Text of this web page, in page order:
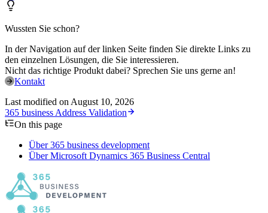
Wussten Sie schon?
In der Navigation auf der linken Seite finden Sie direkte Links zu
den einzelnen Lösungen, die Sie interessieren.
Nicht das richtige Produkt dabei? Sprechen Sie uns gerne an!
Kontakt
Last modified on August 10, 2026
365 business Address Validation
On this page
Über 365 business development
Über Microsoft Dynamics 365 Business Central